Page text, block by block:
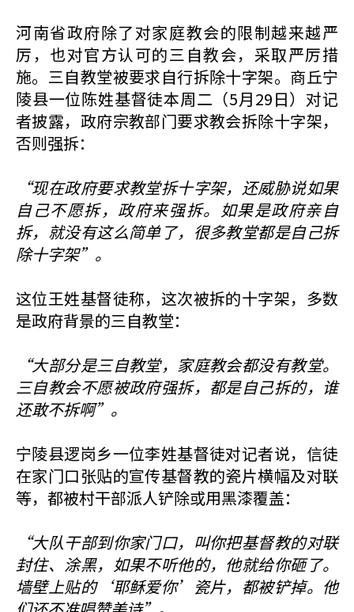
河南省政府除了对家庭教会的限制越来越严
厉，也对官方认可的三自教会，采取严厉措
施。三自教堂被要求自行拆除十字架。商丘宁
陵县一位陈姓基督徒本周二（5月29日）对记
者披露，政府宗教部门要求教会拆除十字架，
否则强拆：
“现在政府要求教堂拆十字架，还威胁说如果
自己不愿拆，政府来强拆。如果是政府亲自
拆，就没有这么简单了，很多教堂都是自己拆
除十字架”。
这位王姓基督徒称，这次被拆的十字架，多数
是政府背景的三自教堂：
“大部分是三自教堂，家庭教会都没有教堂。
三自教会不愿被政府强拆，都是自己拆的，谁
还敢不拆啊”。
宁陵县逻岗乡一位李姓基督徒对记者说，信徒
在家门口张贴的宣传基督教的瓷片横幅及对联
等，都被村干部派人铲除或用黑漆覆盖：
“大队干部到你家门口，叫你把基督教的对联
封住、涂黑，如果不听他的，他就给你砸了。
墙壁上贴的‘耶稣爱你’瓷片，都被铲掉。他